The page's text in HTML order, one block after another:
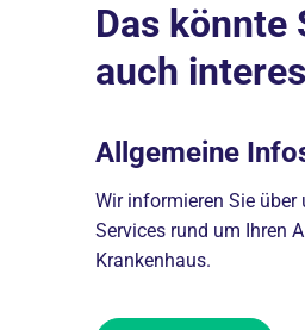
Das könnte
auch
Allgemeine
Wir informieren Sie über
Services rund um Ihren
Krankenhaus.